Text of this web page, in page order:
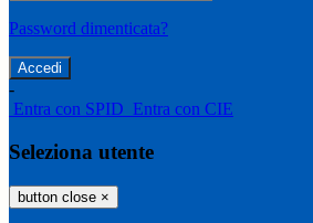
Password dimenticata?
-
Entra con SPID Entra con CIE
Seleziona utente
button close ×